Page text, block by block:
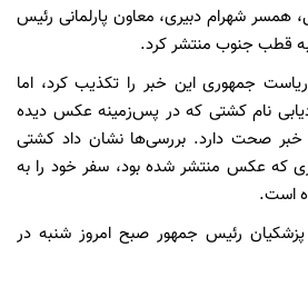
همسر شهرام دبیری، معاون پارلمانی رئیس
قطب جنوب منتشر کرد.
ریاست جمهوری این خبر را تکذیب کرد، اما
نام کشتی که در پس‌زمینه عکس دیده
خبر صحت دارد. بررسی‌ها نشان داد کشتی
که عکس منتشر شده بود، سفر خود را به
است.
رئیس جمهور صبح امروز شنبه در